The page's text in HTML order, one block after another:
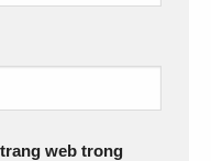
web trong